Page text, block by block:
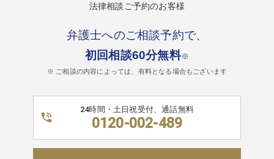
法律相談ご予約のお客様
弁護士へのご相談予約で、
初回相談60分無料※
※ ご相談の内容によっては、有料となる場合もございます
24時間・土日祝受付、通話無料
0120-002-489